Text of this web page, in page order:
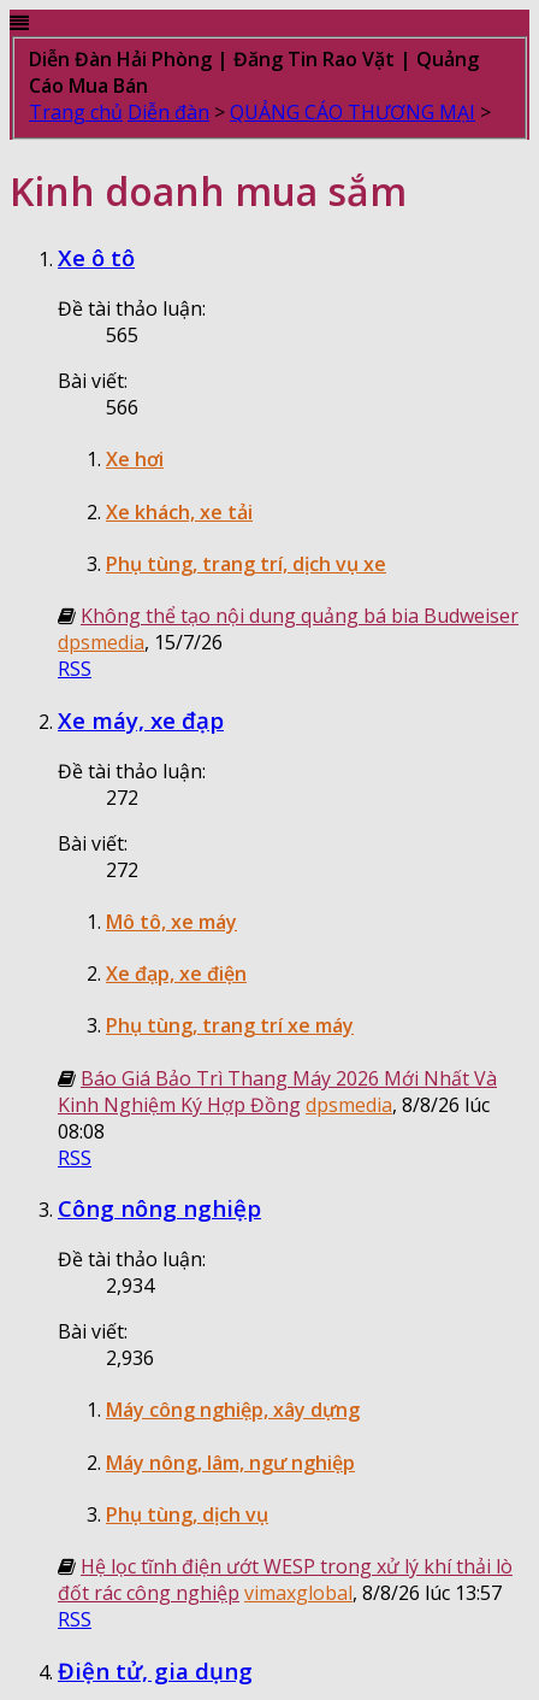
Diễn Đàn Hải Phòng | Đăng Tin Rao Vặt | Quảng
Cáo Mua Bán
Trang chủ Diễn đàn >QUẢNG CÁO THƯƠNG MẠI >
Kinh doanh mua sắm
Xe ô tô
Đề tài thảo luận:
565
Bài viết:
566
Xe hơi
Xe khách, xe tải
Phụ tùng, trang trí, dịch vụ xe
Không thể tạo nội dung quảng bá bia Budweiser
dpsmedia, 15/7/26
RSS
Xe máy, xe đạp
Đề tài thảo luận:
272
Bài viết:
272
Mô tô, xe máy
Xe đạp, xe điện
Phụ tùng, trang trí xe máy
Báo Giá Bảo Trì Thang Máy 2026 Mới Nhất Và
Kinh Nghiệm Ký Hợp Đồngdpsmedia, 8/8/26 lúc
08:08
RSS
Công nông nghiệp
Đề tài thảo luận:
2,934
Bài viết:
2,936
Máy công nghiệp, xây dựng
Máy nông, lâm, ngư nghiệp
Phụ tùng, dịch vụ
Hệ lọc tĩnh điện ướt WESP trong xử lý khí thải lò
đốt rác công nghiệp vimaxglobal, 8/8/26 lúc 13:57
RSS
Điện tử, gia dụng